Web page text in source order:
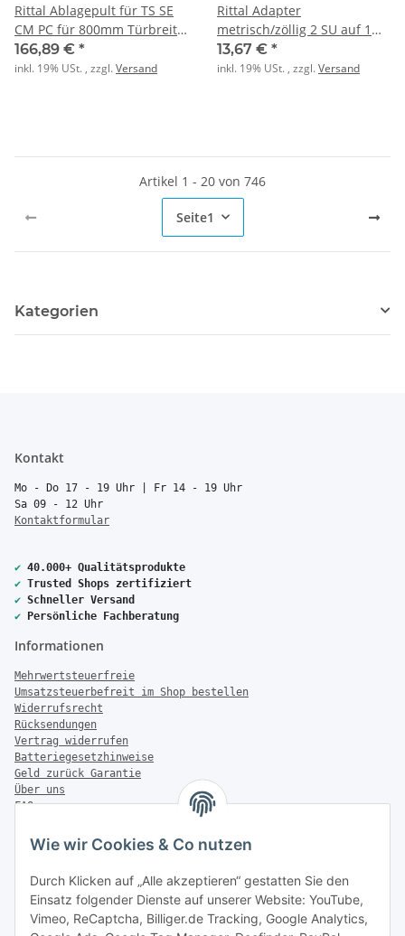
Wie wir Cookies & Co nutzen
Durch Klicken auf „Alle akzeptieren“ gestatten Sie den
Einsatz folgender Dienste auf unserer Website: YouTube,
Vimeo, ReCaptcha, Billiger.de Tracking, Google Analytics,
Rittal Ablagepult für TS SE
CM PC für 800mm Türbreite
grau max. 30kg
166,89 € *
inkl. 19% USt. , zzgl.Versand
Rittal Adapter
metrisch/zöllig 2 SU auf 1
HE PK=2Stck
13,67 € *
inkl. 19% USt. , zzgl.Versand
Artikel 1 - 20 von 746
Seite1
Kategorien
Kontakt
Mo - Do 17 - 19 Uhr | Fr 14 - 19 Uhr
Sa 09 - 12 Uhr
Kontaktformular
✔ 40.000+ Qualitätsprodukte
✔ Trusted Shops zertifiziert
✔ Schneller Versand
✔ Persönliche Fachberatung
Informationen
Mehrwertsteuerfreie
Umsatzsteuerbefreit im Shop bestellen
Widerrufsrecht
Rücksendungen
Vertrag widerrufen
Batteriegesetzhinweise
Geld zurück Garantie
Über uns
FAQ
Zahlung & Versand